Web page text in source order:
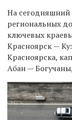
На сегодняшний
региональных
ключевых
Красноярск —
Красноярска,
Абан — Богучаны,